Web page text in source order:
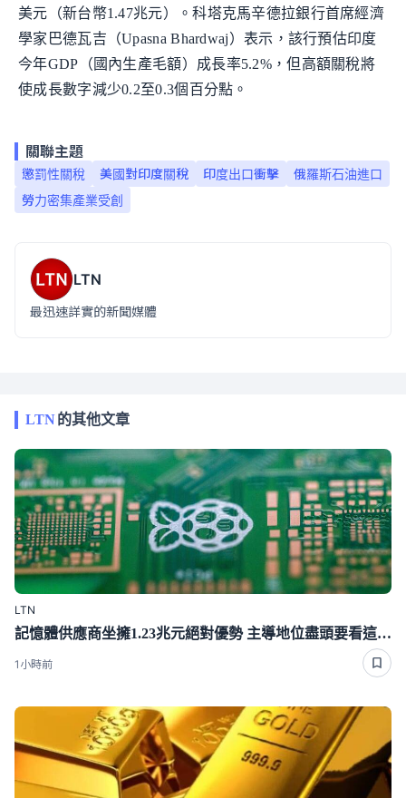
美元（新台幣1.47兆元）。科塔克馬辛德拉銀行首席經濟
學家巴德瓦吉（Upasna Bhardwaj）表示，該行預估印度
今年GDP（國內生產毛額）成長率5.2%，但高額關稅將
使成長數字減少0.2至0.3個百分點。
關聯主題
懲罰性關稅 美國對印度關稅 印度出口衝擊
俄羅斯石油進口
勞力密集產業受創
LTN
最迅速詳實的新聞媒體
LTN的其他文章
LTN
記憶體供應商坐擁1.23兆元絕對優勢 主導地位盡頭要看這一年
1小時前